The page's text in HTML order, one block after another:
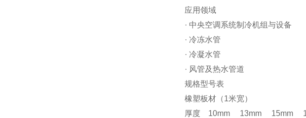
应用领域
· 中央空调系统制冷机组与设备
· 冷冻水管
· 冷凝水管
· 风管及热水管道
规格型号表
橡塑板材（1米宽）
厚度 10mm 13mm 15mm